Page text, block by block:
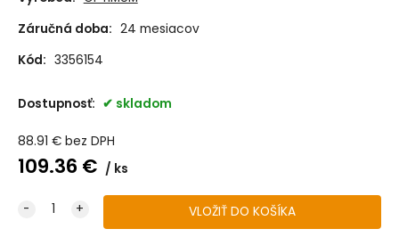
Záručná doba: 24 mesiacov
Kód: 3356154
Dostupnosť: skladom
88.91 € bez DPH
109.36 € ks